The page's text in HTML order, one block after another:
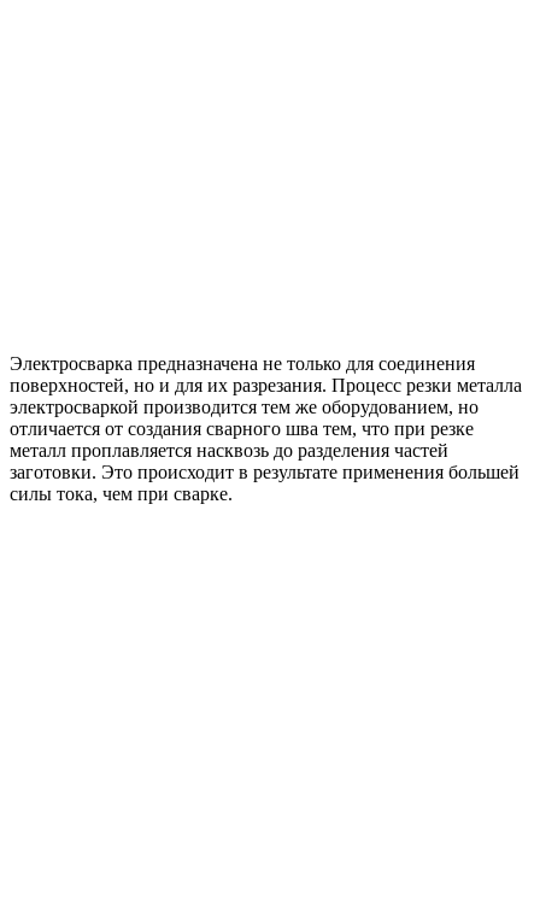
Электросварка предназначена не только для соединения
поверхностей, но и для их разрезания. Процесс резки металла
электросваркой производится тем же оборудованием, но
отличается от создания сварного шва тем, что при резке
металл проплавляется насквозь до разделения частей
заготовки. Это происходит в результате применения большей
силы тока, чем при сварке.